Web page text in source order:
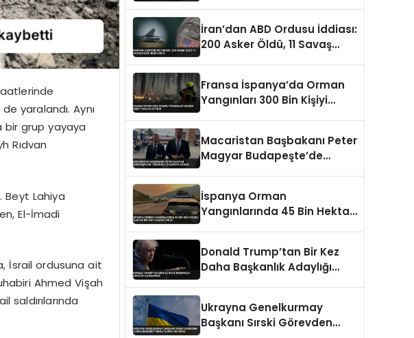
yaralandı. Aynı
bir grup yayaya
Rıdvan
Beyt Lahiya
El-İmadi
İsrail ordusuna ait
Ahmed Vişah
saldırılarında
İran’dan ABD Ordusu İddiası:
200 Asker Öldü, 11 Savaş
Fransa İspanya’da Orman
Yangınları 300 Bin Kişiyi
Macaristan Başbakanı Peter
Magyar Budapeşte’de
İspanya Orman
Yangınlarında 45 Bin Hektar
Donald Trump’tan Bir Kez
Daha Başkanlık Adaylığı
Ukrayna Genelkurmay
Başkanı Sırski Görevden